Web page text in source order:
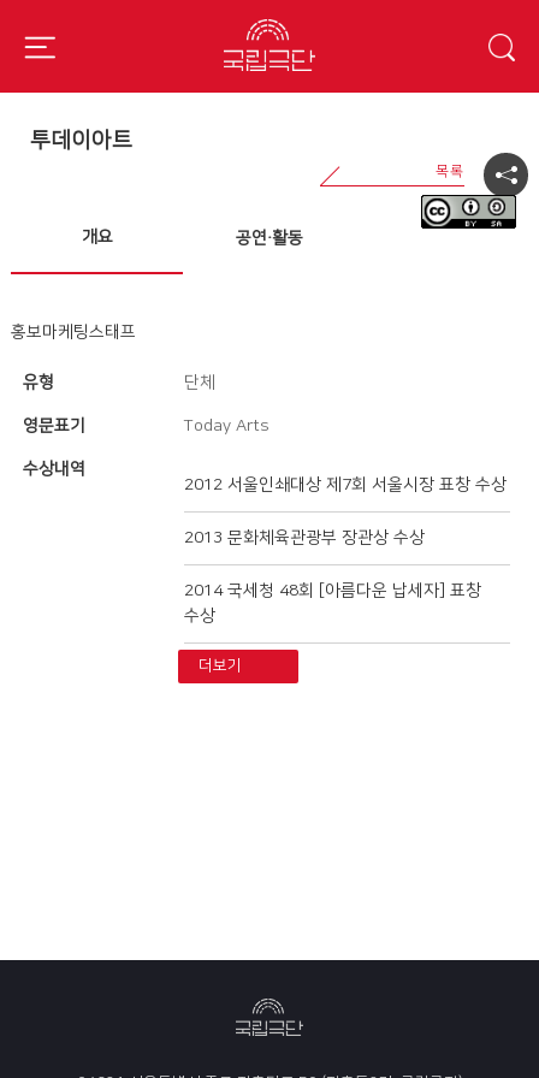
투데이아트
개요 공연·활동
홍보마케팅스태프
유형 단체
영문표기 Today Arts
수상내역
2012 서울인쇄대상 제7회 서울시장 표창 수상
2013 문화체육관광부 장관상 수상
2014 국세청 48회 [아름다운 납세자] 표창
수상
더보기